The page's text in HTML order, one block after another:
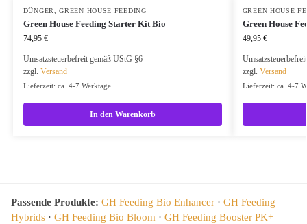
DÜNGER,GREEN HOUSE FEEDING
Green House Feeding Starter Kit Bio
74,95 €
Umsatzsteuerbefreit gemäß UStG §6
zzgl. Versand
Lieferzeit: ca. 4-7 Werktage
In den Warenkorb
GREEN HOUSE
Green House
49,95 €
zzgl. Versand
Lieferzeit: ca. 4-7
Passende Produkte: GH Feeding Bio Enhancer · GH Feeding
Hybrids · GH Feeding Bio Bloom · GH Feeding Booster PK+